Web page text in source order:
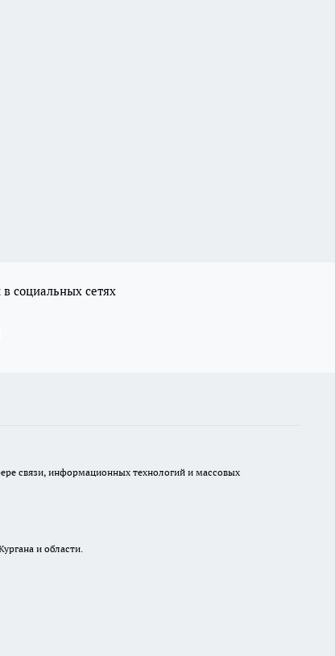
социальных сетях
связи, информационных технологий и массовых
и области.